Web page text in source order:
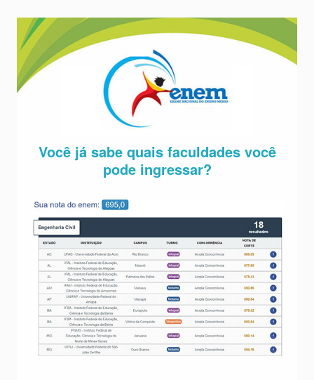
Você já sabe quais faculdades você
pode ingressar?